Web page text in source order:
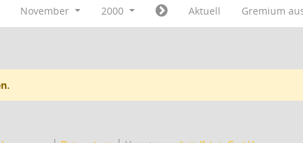
November 2000 Aktuell Gremium